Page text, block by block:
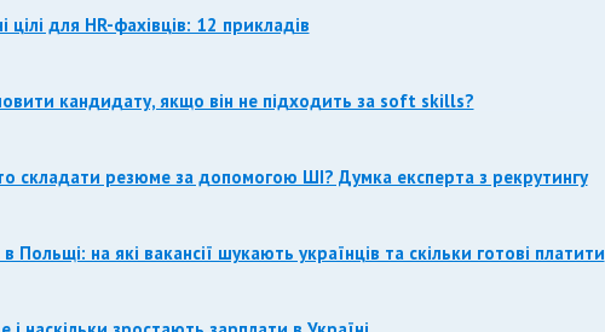
цілі для HR-фахівців: 12 прикладів
кандидату, якщо він не підходить за soft skills?
складати резюме за допомогою ШІ? Думка експерта з рекрутингу
Польщі: на які вакансії шукають українців та скільки готові платити